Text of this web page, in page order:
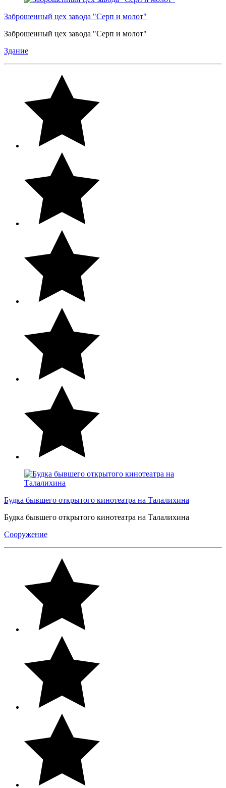
Заброшенный цех завода "Серп и молот"
Заброшенный цех завода "Серп и молот"
Здание
Будка бывшего открытого кинотеатра на Талалихина
Будка бывшего открытого кинотеатра на Талалихина
Сооружение